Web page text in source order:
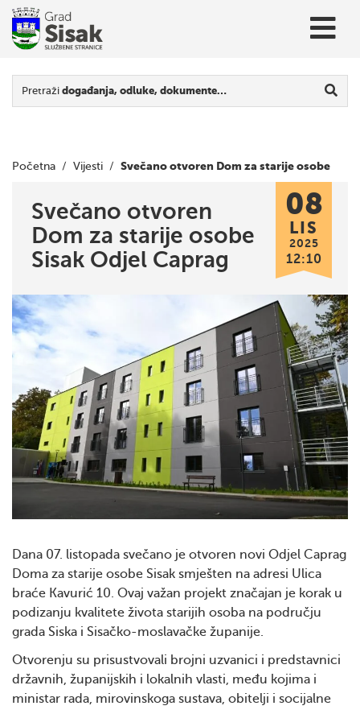
Pretraži događanja, odluke, dokumente…
Početna / Vijesti / Svečano otvoren Dom za starije osobe
Svečano otvoren
Dom za starije osobe
Sisak Odjel Caprag
08
LIS
2025
12:10
Dana 07. listopada svečano je otvoren novi Odjel Caprag
Doma za starije osobe Sisak smješten na adresi Ulica
braće Kavurić 10. Ovaj važan projekt značajan je korak u
podizanju kvalitete života starijih osoba na području
grada Siska i Sisačko-moslavačke županije.
Otvorenju su prisustvovali brojni uzvanici i predstavnici
državnih, županijskih i lokalnih vlasti, među kojima i
ministar rada, mirovinskoga sustava, obitelji i socijalne